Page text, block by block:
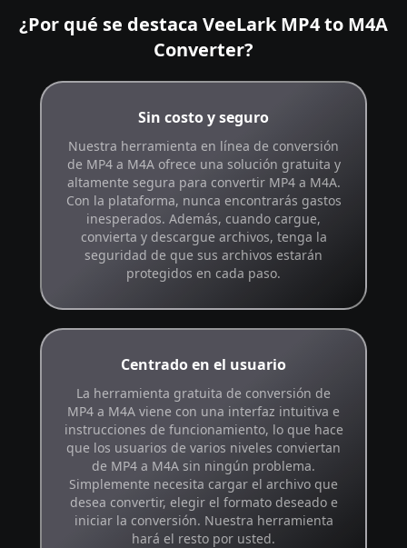
¿Por qué se destaca VeeLark MP4 to M4A
Converter?
Sin costo y seguro
Nuestra herramienta en línea de conversión
de MP4 a M4A ofrece una solución gratuita y
altamente segura para convertir MP4 a M4A.
Con la plataforma, nunca encontrarás gastos
inesperados. Además, cuando cargue,
convierta y descargue archivos, tenga la
seguridad de que sus archivos estarán
protegidos en cada paso.
Centrado en el usuario
La herramienta gratuita de conversión de
MP4 a M4A viene con una interfaz intuitiva e
instrucciones de funcionamiento, lo que hace
que los usuarios de varios niveles conviertan
de MP4 a M4A sin ningún problema.
Simplemente necesita cargar el archivo que
desea convertir, elegir el formato deseado e
iniciar la conversión. Nuestra herramienta
hará el resto por usted.